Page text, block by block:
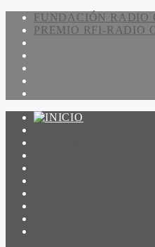
FUNDACIÓN RADIO
PREMIO RFI-RADIO